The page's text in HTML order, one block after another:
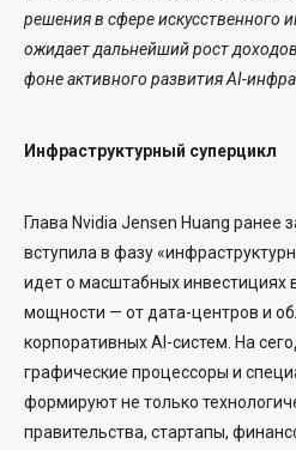
решения в сфере искусственного
ожидает дальнейший рост
фоне активного развития AI-
Инфраструктурный суперцикл
Глава Nvidia Jensen Huang ранее
вступила в фазу
идет о масштабных инвестициях
мощности — от дата-центров и
корпоративных AI-систем. На
графические процессоры и
формируют не только
правительства, стартапы,